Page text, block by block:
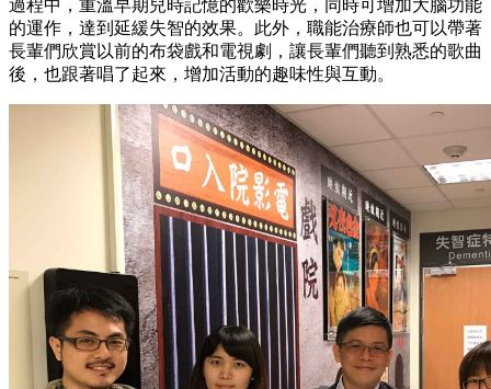
過程中，重溫早期兒時記憶的歡樂時光，同時可增加大腦功能
的運作，達到延緩失智的效果。此外，職能治療師也可以帶著
長輩們欣賞以前的布袋戲和電視劇，讓長輩們聽到熟悉的歌曲
後，也跟著唱了起來，增加活動的趣味性與互動。